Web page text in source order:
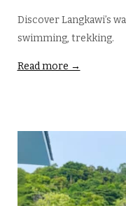
Discover Langkawi’s
swimming, trekking.
Read more →